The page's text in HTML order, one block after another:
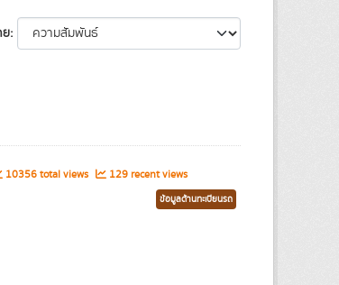
ย
10356 total views 129 recent views
ข้อมูลด้านทะเบียนรถ